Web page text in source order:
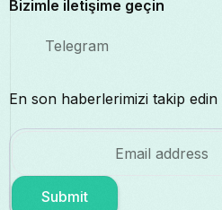
Bizimle iletişime geçin
Telegram
En son haberlerimizi takip edin
Submit